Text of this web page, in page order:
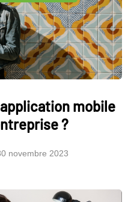
mobile
?
novembre 2023